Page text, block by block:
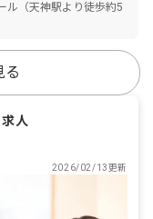
ル（天神駅より徒歩約5
る
人
2026/02/13更新